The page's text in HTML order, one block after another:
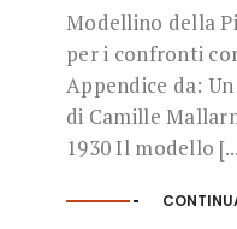
Modellino della
per i confronti
Appendice da:
di Camille
1930 Il modello